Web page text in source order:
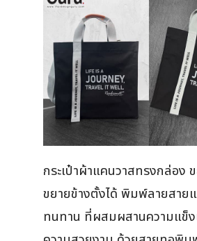
กระเป๋าผ้าแคนวาสทรงกล่อง
ขยายข้างตั้งได้ พิมพ์ลายสาย
ทนทาน ที่ผสมผสานความแข็ง